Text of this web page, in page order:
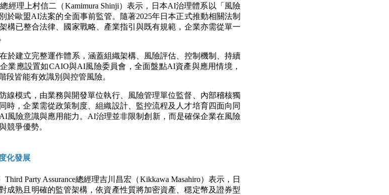
總經理上村信二（Kamimura Shinji）表示，日本AI治理體系以「風險
於歐盟AI法案的全面事前監管。隨著2025年日本正式推動相關法制
構已整合法律、國家戰略、產業指引與既有規範，企業亦需從單一
於建立完整運作體系，涵蓋組織架構、風險評估、控制機制、持續
業應設置如CAIO與AI風險委員會，全面盤點AI資產與應用情境，
段皆能有效識別與控管風險。
線模式，由業務與開發單位執行、風險管理單位監督、內部稽核獨
時，企業需從政策制度、組織設計、監控流程及人才培育四面向同
風險意識與應用能力。AI治理並非限制創新，而是確保企業在風險
競爭優勢。
化發展
Third Party Assurance總經理吉川昌宏（Kikkawa Masahiro）表示，日
成熟且明確的監管架構，依資產性質將加密資產、穩定幣及證券型